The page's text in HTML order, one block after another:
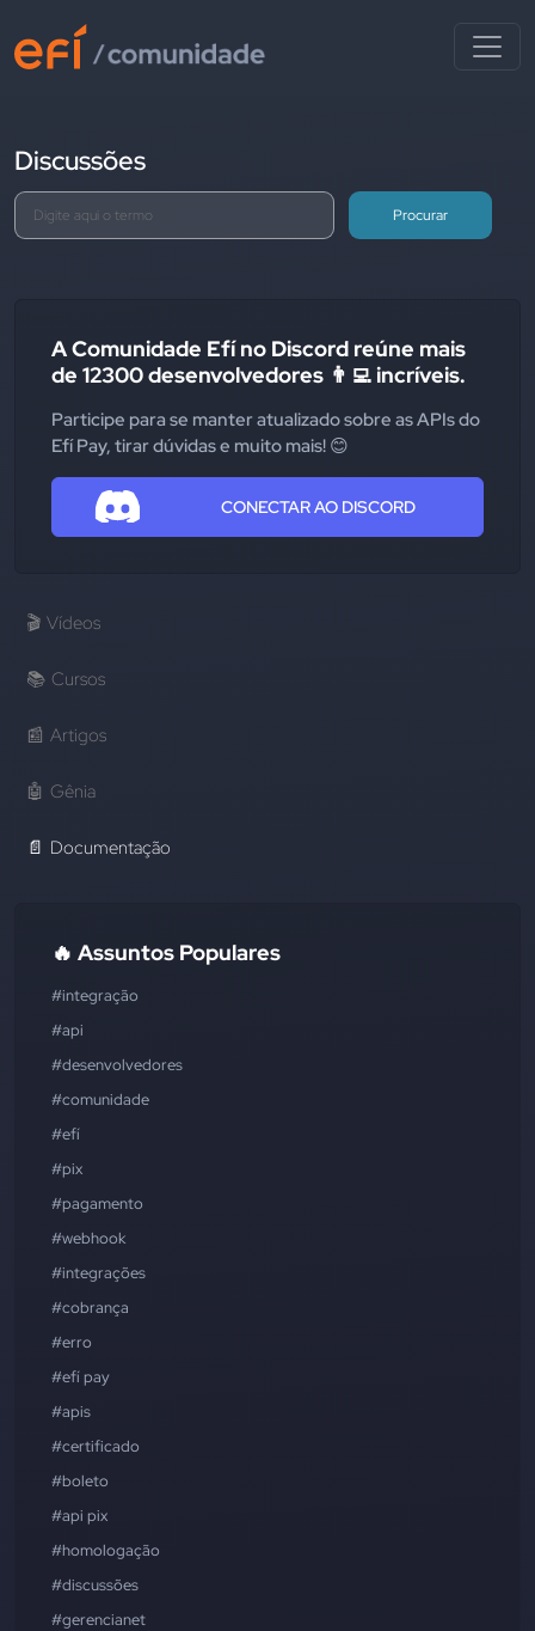
Discussões
Procurar
A Comunidade Efí no Discord reúne mais
de 12300 desenvolvedores 👨‍💻 incríveis.
Participe para se manter atualizado sobre as APIs do
Efí Pay, tirar dúvidas e muito mais! 😊
CONECTAR AO DISCORD
🎬 Vídeos
📚 Cursos
📰 Artigos
🤖 Gênia
📄 Documentação
🔥 Assuntos Populares
#integração
#api
#desenvolvedores
#comunidade
#efí
#pix
#pagamento
#webhook
#integrações
#cobrança
#erro
#efí pay
#apis
#certificado
#boleto
#api pix
#homologação
#discussões
#gerencianet